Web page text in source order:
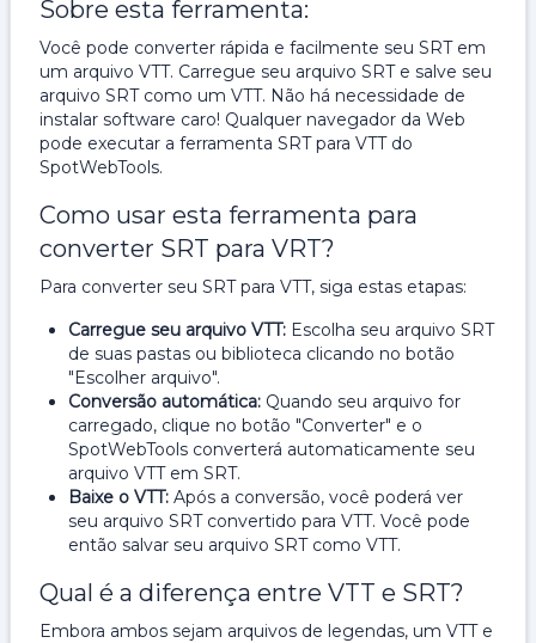
Sobre esta ferramenta:
Você pode converter rápida e facilmente seu SRT em
um arquivo VTT. Carregue seu arquivo SRT e salve seu
arquivo SRT como um VTT. Não há necessidade de
instalar software caro! Qualquer navegador da Web
pode executar a ferramenta SRT para VTT do
SpotWebTools.
Como usar esta ferramenta para
converter SRT para VRT?
Para converter seu SRT para VTT, siga estas etapas:
Carregue seu arquivo VTT: Escolha seu arquivo SRT
de suas pastas ou biblioteca clicando no botão
"Escolher arquivo".
Conversão automática: Quando seu arquivo for
carregado, clique no botão "Converter" e o
SpotWebTools converterá automaticamente seu
arquivo VTT em SRT.
Baixe o VTT: Após a conversão, você poderá ver
seu arquivo SRT convertido para VTT. Você pode
então salvar seu arquivo SRT como VTT.
Qual é a diferença entre VTT e SRT?
Embora ambos sejam arquivos de legendas, um VTT e